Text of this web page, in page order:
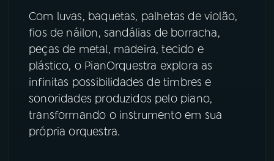
06 VIDEOCASTS
07ÚLTIMAS
PRÊMIO RÁDIO MEC
Com luvas, baquetas, palhetas de violão,
fios de náilon, sandálias de borracha,
peças de metal, madeira, tecido e
plástico, o PianOrquestra explora as
infinitas possibilidades de timbres e
sonoridades produzidos pelo piano,
transformando o instrumento em sua
própria orquestra.